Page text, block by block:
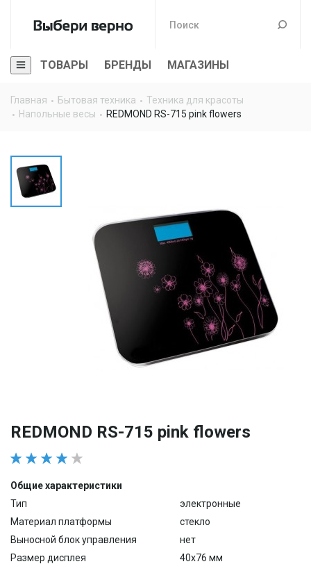
ТОВАРЫ БРЕНДЫ МАГАЗИНЫ
Главная Бытовая техника
Техника для красоты
Напольные весы
REDMOND RS-715 pink flowers
REDMOND RS-715 pink flowers
Общие характеристики
Тип
электронные
Материал платформы
стекло
Выносной блок управления
нет
Размер дисплея
40х76 мм